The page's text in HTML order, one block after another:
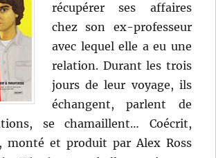
récupérer ses affaires
chez son ex-professeur
avec lequel elle a eu une
relation. Durant les trois
jours de leur voyage, ils
échangent, parlent de
se chamaillent… Coécrit,
monté et produit par Alex Ross